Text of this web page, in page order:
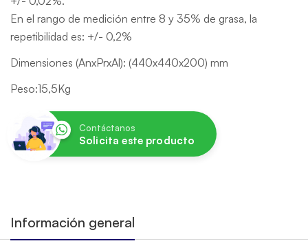
En el rango de medición entre 8 y 35% de grasa, la
repetibilidad es: +/- 0,2%
Dimensiones (AnxPrxAl): (440x440x200) mm
Peso:15,5Kg
Contáctanos
Solicita este producto
Información general